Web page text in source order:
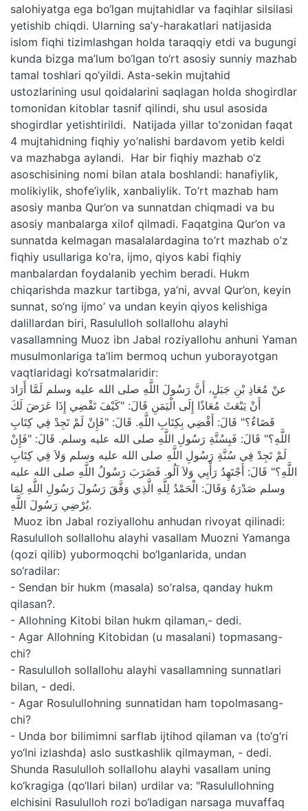
salohiyatga ega bo‘lgan mujtahidlar va faqihlar silsilasi
yetishib chiqdi. Ularning sa’y-harakatlari natijasida
islom fiqhi tizimlashgan holda taraqqiy etdi va bugungi
kunda bizga ma’lum bo‘lgan to‘rt asosiy sunniy mazhab
tamal toshlari qo‘yildi. Asta-sekin mujtahid
ustozlarining usul qoidalarini saqlagan holda shogirdlar
tomonidan kitoblar tasnif qilindi, shu usul asosida
shogirdlar yetishtirildi. Natijada yillar to’zonidan faqat
4 mujtahidning fiqhiy yo’nalishi bardavom yetib keldi
va mazhabga aylandi. Har bir fiqhiy mazhab o‘z
asoschisining nomi bilan atala boshlandi: hanafiylik,
molikiylik, shofe’iylik, xanbaliylik. To’rt mazhab ham
asosiy manba Qur’on va sunnatdan chiqmadi va bu
asosiy manbalarga xilof qilmadi. Faqatgina Qur’on va
sunnatda kelmagan masalalardagina to’rt mazhab o’z
fiqhiy usullariga ko’ra, ijmo, qiyos kabi fiqhiy
manbalardan foydalanib yechim beradi. Hukm
chiqarishda mazkur tartibga, ya’ni, avval Qur’on, keyin
sunnat, so‘ng ijmo’ va undan keyin qiyos kelishiga
dalillardan biri, Rasululloh sollallohu alayhi
vasallamning Muoz ibn Jabal roziyallohu anhuni Yaman
musulmonlariga ta’lim bermoq uchun yuborayotgan
vaqtlaridagi ko‘rsatmalaridir:
عنْ مُعَاذِ بْنِ جَبَلٍ، أَنَّ رَسُولَ اللَّهِ صلى الله عليه وسلم لَمَّا أَرَادَ
أَنْ يَبْعَثَ مُعَاذًا إِلَى الْيَمَنِ قَالَ: "كَيْفَ تَقْضِي إِذَا عَرَضَ لَكَ
قَضَاءٌ؟" قَالَ: أَقْضِي بِكِتَابِ اللَّهِ. قَالَ: "فَإِنْ لَمْ تَجِدْ فِي كِتَابِ
اللَّهِ؟" قَالَ: فَبِسُنَّةِ رَسُولِ اللَّهِ صلى الله عليه وسلم. قَالَ: "فَإِنْ
لَمْ تَجِدْ فِي سُنَّةِ رَسُولِ اللَّهِ صلى الله عليه وسلم وَلاَ فِي كِتَابِ
اللَّهِ؟" قَالَ: أَجْتَهِدُ رَأْيِي وَلاَ آلُو. فَضَرَبَ رَسُولُ اللَّهِ صلى الله عليه
وسلم صَدْرَهُ وَقَالَ: الْحَمْدُ لِلَّهِ الَّذِي وَفَّقَ رَسُولَ رَسُولِ اللَّهِ لِمَا
يُرْضِي رَسُولَ اللَّهِ.
Muoz ibn Jabal roziyallohu anhudan rivoyat qilinadi:
Rasululloh sollallohu alayhi vasallam Muozni Yamanga
(qozi qilib) yubormoqchi bo‘lganlarida, undan
so‘radilar:
- Sendan bir hukm (masala) so’ralsa, qanday hukm
qilasan?.
- Allohning Kitobi bilan hukm qilaman,- dedi.
- Agar Allohning Kitobidan (u masalani) topmasang-
chi?
- Rasululloh sollallohu alayhi vasallamning sunnatlari
bilan, - dedi.
- Agar Rosulullohning sunnatidan ham topolmasang-
chi?
- Unda bor bilimimni sarflab ijtihod qilaman va (to‘g‘ri
yo‘lni izlashda) aslo sustkashlik qilmayman, - dedi.
Shunda Rasululloh sollallohu alayhi vasallam uning
ko‘kragiga (qo‘llari bilan) urdilar va: "Rasulullohning
elchisini Rasululloh rozi bo‘ladigan narsaga muvaffaq